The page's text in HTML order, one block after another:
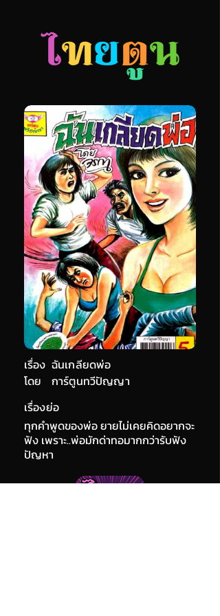
เรื่อง ฉันเกลียดพ่อ
การ์ตูนทวีปัญญา
โดย
เรื่องย่อ
ทุกคำพูดของพ่อ ยายไม่เคยคิดอยากจะ
ฟัง เพราะ..พ่อมักด่าทอมากกว่ารับฟัง
ปัญหา